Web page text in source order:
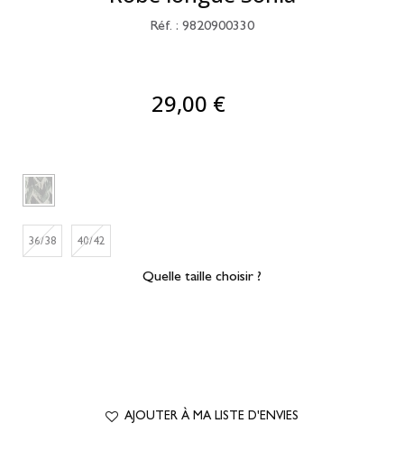
Réf. : 9820900330
29,00 €
36/38 40/42
Quelle taille choisir ?
AJOUTER À MA LISTE D'ENVIES